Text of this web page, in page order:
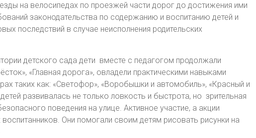
на велосипедах по проезжей части дорог до достижения ими
законодательства по содержанию и воспитанию детей и
последствий в случае неисполнения родительских
детского сада дети вместе с педагогом продолжали
«Главная дорога», овладели практическими навыками
таких как: «Светофор», «Воробышки и автомобиль», «Красный и
развивалась не только ловкость и быстрота, но зрительная
поведения на улице. Активное участие, а акции
Они помогали своим детям рисовать рисунки на